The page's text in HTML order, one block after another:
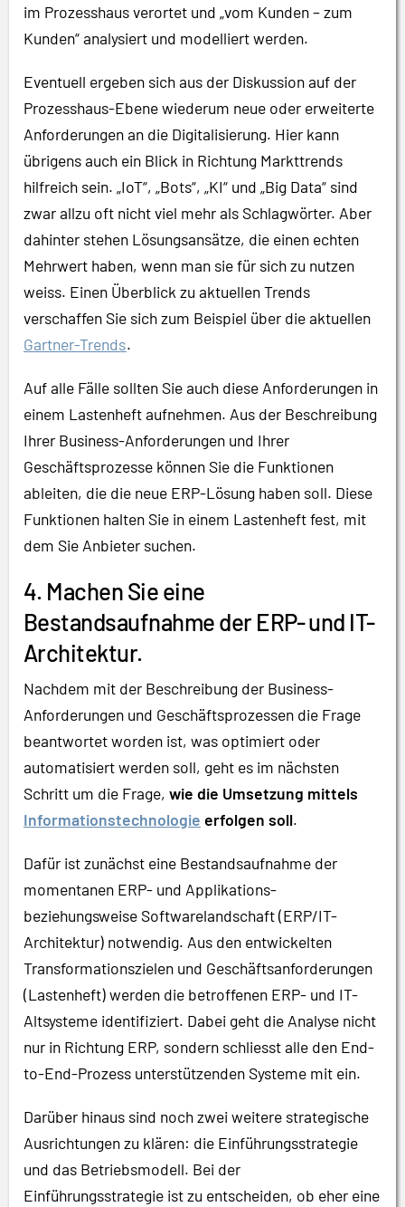
im Prozesshaus verortet und „vom Kunden – zum
Kunden“ analysiert und modelliert werden.
Eventuell ergeben sich aus der Diskussion auf der
Prozesshaus-Ebene wiederum neue oder erweiterte
Anforderungen an die Digitalisierung. Hier kann
übrigens auch ein Blick in Richtung Markttrends
hilfreich sein. „IoT“, „Bots“, „KI“ und „Big Data“ sind
zwar allzu oft nicht viel mehr als Schlagwörter. Aber
dahinter stehen Lösungsansätze, die einen echten
Mehrwert haben, wenn man sie für sich zu nutzen
weiss. Einen Überblick zu aktuellen Trends
verschaffen Sie sich zum Beispiel über die aktuellen
Gartner-Trends.
Auf alle Fälle sollten Sie auch diese Anforderungen in
einem Lastenheft aufnehmen. Aus der Beschreibung
Ihrer Business-Anforderungen und Ihrer
Geschäftsprozesse können Sie die Funktionen
ableiten, die die neue ERP-Lösung haben soll. Diese
Funktionen halten Sie in einem Lastenheft fest, mit
dem Sie Anbieter suchen.
4. Machen Sie eine
Bestandsaufnahme der ERP- und IT-
Architektur.
Nachdem mit der Beschreibung der Business-
Anforderungen und Geschäftsprozessen die Frage
beantwortet worden ist, was optimiert oder
automatisiert werden soll, geht es im nächsten
Schritt um die Frage, wie die Umsetzung mittels
Informationstechnologie erfolgen soll.
Dafür ist zunächst eine Bestandsaufnahme der
momentanen ERP- und Applikations-
beziehungsweise Softwarelandschaft (ERP/IT-
Architektur) notwendig. Aus den entwickelten
Transformationszielen und Geschäftsanforderungen
(Lastenheft) werden die betroffenen ERP- und IT-
Altsysteme identifiziert. Dabei geht die Analyse nicht
nur in Richtung ERP, sondern schliesst alle den End-
to-End-Prozess unterstützenden Systeme mit ein.
Darüber hinaus sind noch zwei weitere strategische
Ausrichtungen zu klären: die Einführungsstrategie
und das Betriebsmodell. Bei der
Einführungsstrategie ist zu entscheiden, ob eher eine